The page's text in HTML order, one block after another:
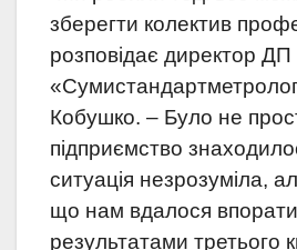
зберегти колектив
розповідає директор ДП
Кобушко. – Було не
підприємство
ситуація незрозуміла,
що нам вдалося
результатами третього